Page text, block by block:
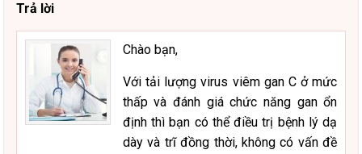
Trả lời
Chào bạn,
Với tải lượng virus viêm gan C ở mức
thấp và đánh giá chức năng gan ổn
định thì bạn có thể điều trị bệnh lý dạ
dày và trĩ đồng thời, không có vấn đề